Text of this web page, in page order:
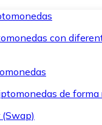
con
de forma